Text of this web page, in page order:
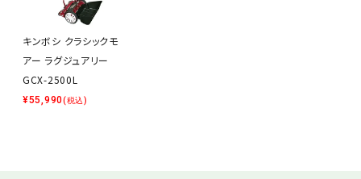
キンボシ クラシックモ
アー ラグジュアリー
GCX-2500L
¥55,990(税込)